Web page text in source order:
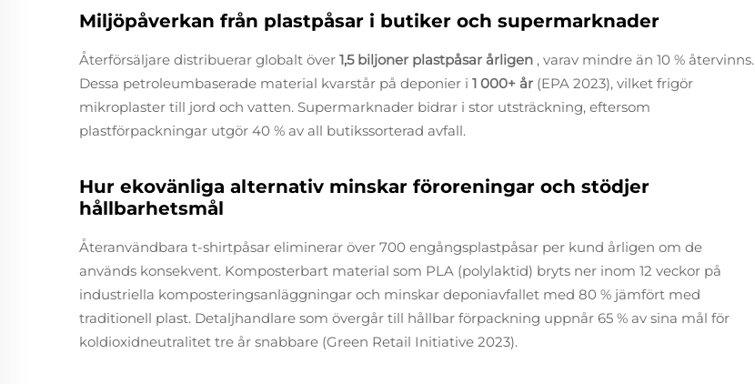
Miljöpåverkan från plastpåsar i butiker och supermarknader
Återförsäljare distribuerar globalt över 1,5 biljoner plastpåsar årligen , varav mindre än 10 % återvinns.
Dessa petroleumbaserade material kvarstår på deponier i 1 000+ år (EPA 2023), vilket frigör
mikroplaster till jord och vatten. Supermarknader bidrar i stor utsträckning, eftersom
plastförpackningar utgör 40 % av all butikssorterad avfall.
Hur ekovänliga alternativ minskar föroreningar och stödjer
hållbarhetsmål
Återanvändbara t-shirtpåsar eliminerar över 700 engångsplastpåsar per kund årligen om de
används konsekvent. Komposterbart material som PLA (polylaktid) bryts ner inom 12 veckor på
industriella komposteringsanläggningar och minskar deponiavfallet med 80 % jämfört med
traditionell plast. Detaljhandlare som övergår till hållbar förpackning uppnår 65 % av sina mål för
koldioxidneutralitet tre år snabbare (Green Retail Initiative 2023).